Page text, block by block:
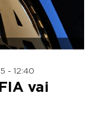
- 12:40
vai